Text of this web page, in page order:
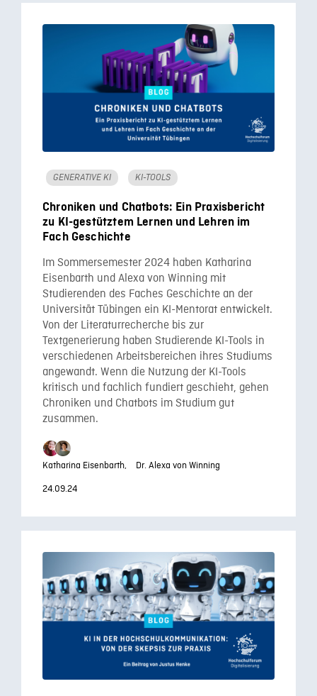
GENERATIVE KI KI-TOOLS
Chroniken und Chatbots: Ein Praxisbericht
zu KI-gestütztem Lernen und Lehren im
Fach Geschichte
Im Sommersemester 2024 haben Katharina
Eisenbarth und Alexa von Winning mit
Studierenden des Faches Geschichte an der
Universität Tübingen ein KI-Mentorat entwickelt.
Von der Literaturrecherche bis zur
Textgenerierung haben Studierende KI-Tools in
verschiedenen Arbeitsbereichen ihres Studiums
angewandt. Wenn die Nutzung der KI-Tools
kritisch und fachlich fundiert geschieht, gehen
Chroniken und Chatbots im Studium gut
zusammen.
Katharina Eisenbarth,
Dr. Alexa von Winning
24.09.24